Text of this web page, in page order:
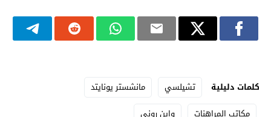
كلمات دليلية تشيلسي
مانشستر يونايتد
مكاتب المراهنات
واين روني